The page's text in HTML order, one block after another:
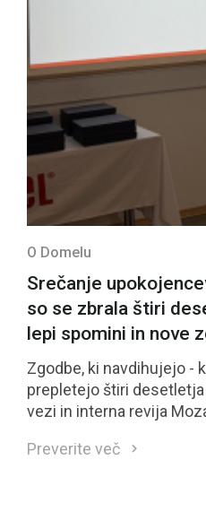
O Domelu
Srečanje
so se zbrala štiri
lepi spomini in nove
Zgodbe, ki navdihujejo -
prepletejo štiri
vezi in interna revija
Preverite več